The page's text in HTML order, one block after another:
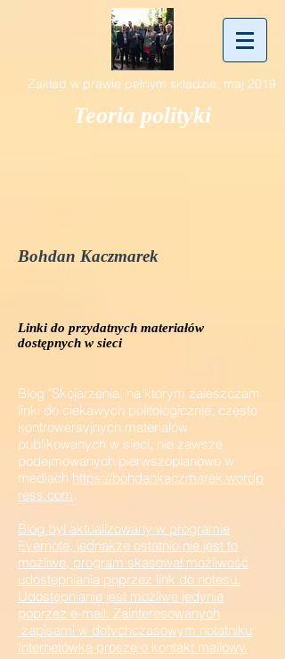
Zakład w prawie pełnym składzie, maj 2019
Teoria polityki
Bohdan Kaczmarek
Linki do przydatnych materiałów
dostępnych w sieci
Blog "Skojarzenia, na którym zaieszczam
linki do ciekawych politologicznie, często
kontrowersyjnych materiałów
publikowanych w sieci, nie zawsze
podejmowanych pierwszoplanowo w
mediach https://bohdankaczmarek.wordp
ress.com.
Blog był aktualizowany w programie
Evernote, jednakże ostatnio nie jest to
możliwe, program skasował możliwość
udostępniania poprzez link do notesu.
Udostępnianie jest możliwe jedynie
poprzez e-mail. Zainteresowanych
zapisami w dotychczasowym notatniku
Internetówka proszę o kontakt mailowy.